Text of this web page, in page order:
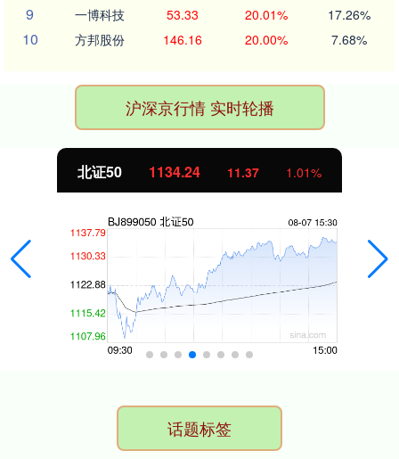
9 一博科技 53.33 20.01% 17.26%
10 方邦股份 146.16 20.00% 7.68%
沪深京行情 实时轮播
北证50 1134.24 11.37 1.01%
话题标签